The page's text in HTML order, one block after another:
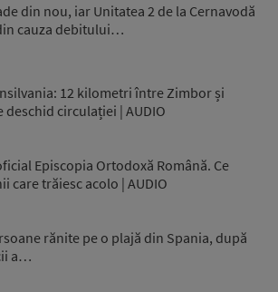
din nou, iar Unitatea 2 de la Cernavodă
cauza debitului…
12 kilometri între Zimbor și
deschid circulației | AUDIO
Episcopia Ortodoxă Română. Ce
care trăiesc acolo | AUDIO
rănite pe o plajă din Spania, după
a…